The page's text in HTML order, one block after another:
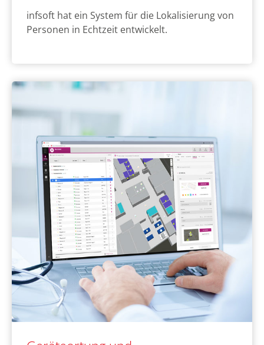
infsoft hat ein System für die Lokalisierung von
Personen in Echtzeit entwickelt.